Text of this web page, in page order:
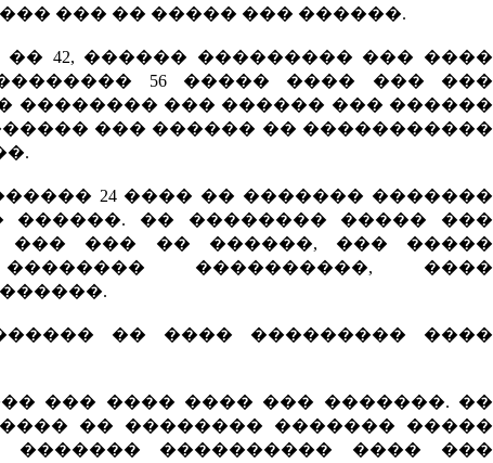
��� �� ����� ��� ������.
42, ������ ��������� ��� ����
56 ����� ���� ��� ���
�������� ��� ������ ��� ������
��� ������ �� �����������
24 ���� �� ������� �������
������. �� �������� ����� ���
��� ��� �� ������, ��� �����
����������, ����
�� ���� ��������� ����
��� ���� ���� ��� �������. ��
�� �������� ������� �����
���������� ���� ���